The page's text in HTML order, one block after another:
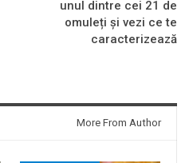
unul dintre cei 21 de
omuleți și vezi ce te
caracterizează
More From Author